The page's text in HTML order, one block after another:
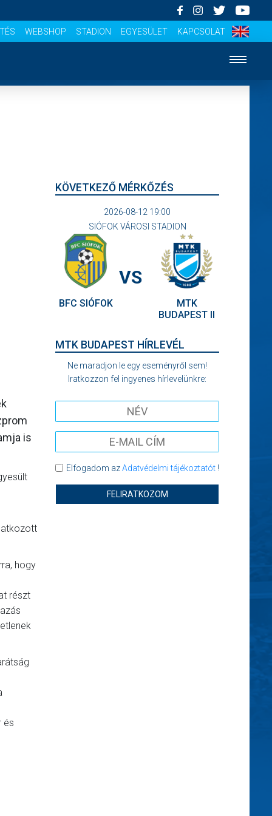
WEBSHOP STADION EGYESÜLET KAPCSOLAT
is
hogy
részt
és
KÖVETKEZŐ MÉRKŐZÉS
2026-08-12 19:00
SIÓFOK VÁROSI STADION
BFC SIÓFOK
VS
MTK
BUDAPEST II
MTK BUDAPEST HÍRLEVÉL
Ne maradjon le egy eseményről sem!
Iratkozzon fel ingyenes hírlevelünkre:
Elfogadom azAdatvédelmi tájékoztatót!
FELIRATKOZOM